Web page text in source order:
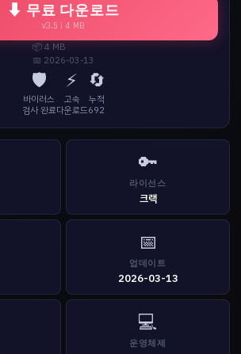
⬇ 무료 다운로드
v3.5 | 4 MB
📦 4 MB
📅 2026-03-13
🛡️
바이러스
검사 완료
⚡
고속
다운로드
🔄
누적
692
🔑
라이선스
크랙
📅
업데이트
2026-03-13
💻
운영체제